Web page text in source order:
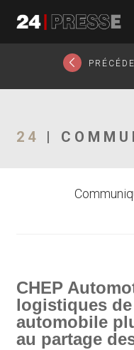
24Presse -
Communiqués de
24 |
CHEP
logistiques
automobile
au partage